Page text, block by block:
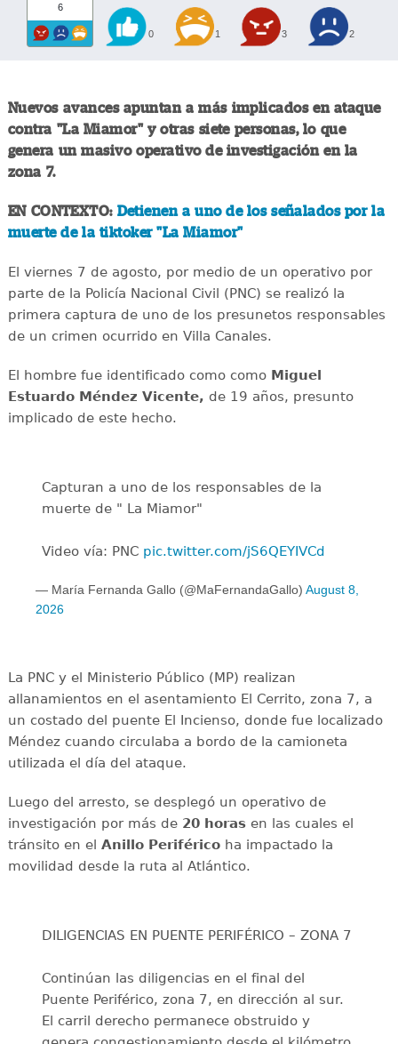
6
0 1 3 2
Nuevos avances apuntan a más implicados en ataque
contra "La Miamor" y otras siete personas, lo que
genera un masivo operativo de investigación en la
zona 7.
EN CONTEXTO: Detienen a uno de los señalados por la
muerte de la tiktoker "La Miamor"
El viernes 7 de agosto, por medio de un operativo por
parte de la Policía Nacional Civil (PNC) se realizó la
primera captura de uno de los presunetos responsables
de un crimen ocurrido en Villa Canales.
El hombre fue identificado como comoMiguel
Estuardo Méndez Vicente, de 19 años, presunto
implicado de este hecho.
Capturan a uno de los responsables de la
muerte de " La Miamor"
Video vía: PNC pic.twitter.com/jS6QEYIVCd
— María Fernanda Gallo (@MaFernandaGallo) August 8,
2026
La PNC y el Ministerio Público (MP) realizan
allanamientos en el asentamiento El Cerrito, zona 7, a
un costado del puente El Incienso, donde fue localizado
Méndez cuando circulaba a bordo de la camioneta
utilizada el día del ataque.
Luego del arresto, se desplegó un operativo de
investigación por más de 20 horasen las cuales el
tránsito en el Anillo Periféricoha impactado la
movilidad desde la ruta al Atlántico.
DILIGENCIAS EN PUENTE PERIFÉRICO – ZONA 7
Continúan las diligencias en el final del
Puente Periférico, zona 7, en dirección al sur.
El carril derecho permanece obstruido y